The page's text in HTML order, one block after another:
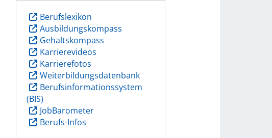
Berufslexikon
Ausbildungskompass
Gehaltskompass
Karrierevideos
Karrierefotos
Weiterbildungsdatenbank
Berufsinformationssystem
(BIS)
JobBarometer
Berufs-Infos